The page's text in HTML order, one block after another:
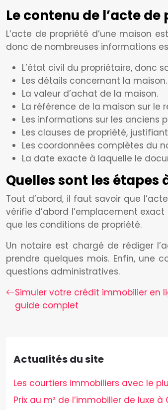
Le contenu de l’acte
L’acte de propriété d’une maison
donc de nombreuses informations
L’état civil du propriétaire, donc
Les détails concernant la maison.
La valeur d’achat de la maison.
La référence de la maison sur le
Les informations sur les anciens
Les clauses de propriété,
Les coordonnées complètes du
La date exacte à laquelle le
Quelles sont les étapes
Tout d’abord, il faut savoir que
vérifie d’abord l’emplacement
que les conditions de propriété.
Un notaire est chargé de rédiger
prendre quelques mois. Enfin, une
questions administratives.
Simuler votre crédit immobilier en
guide complet
Actualités du site
Les courtiers immobiliers avec le
Prix au m² de l’immobilier de luxe